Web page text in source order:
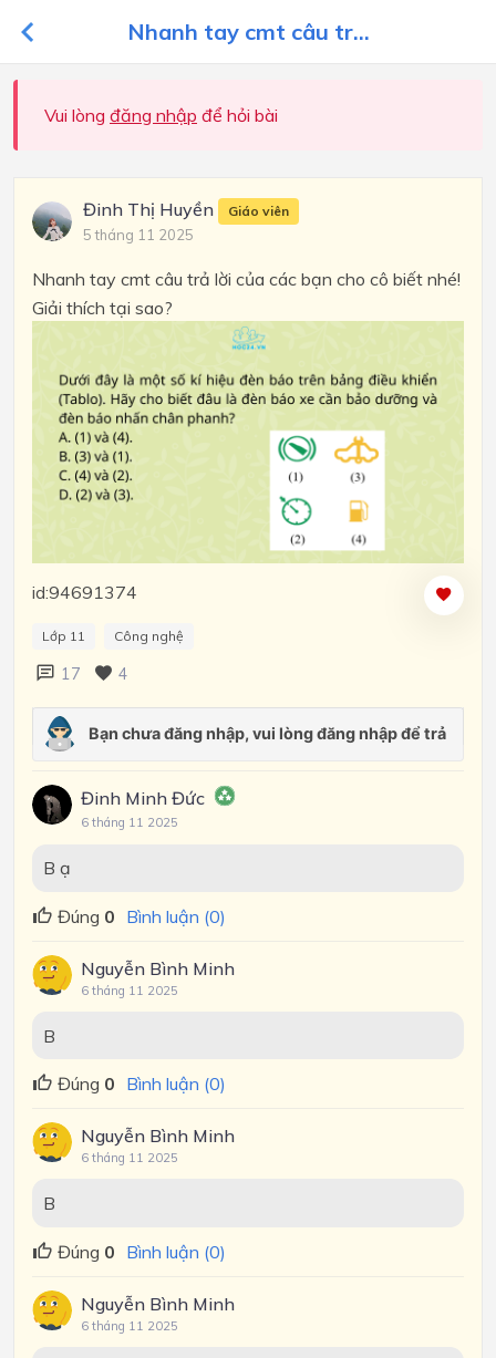
Nhanh tay cmt câu tr...
Vui lòng đăng nhập để hỏi bài
Đinh Thị Huyền Giáo viên
5 tháng 11 2025
Nhanh tay cmt câu trả lời của các bạn cho cô biết nhé!
Giải thích tại sao?
id:94691374
Lớp 11 Công nghệ
17 4
Đinh Minh Đức
6 tháng 11 2025
B ạ
Đúng 0 Bình luận (0)
Nguyễn Bình Minh
6 tháng 11 2025
B
Đúng 0 Bình luận (0)
Nguyễn Bình Minh
6 tháng 11 2025
B
Đúng 0 Bình luận (0)
Nguyễn Bình Minh
6 tháng 11 2025